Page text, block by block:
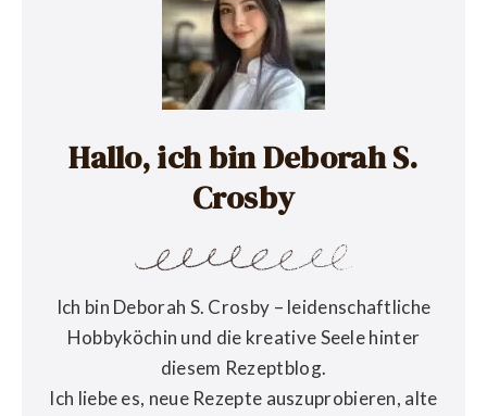
Hallo, ich bin Deborah S.
Crosby
Ich bin Deborah S. Crosby – leidenschaftliche
Hobbyköchin und die kreative Seele hinter
diesem Rezeptblog.
Ich liebe es, neue Rezepte auszuprobieren, alte